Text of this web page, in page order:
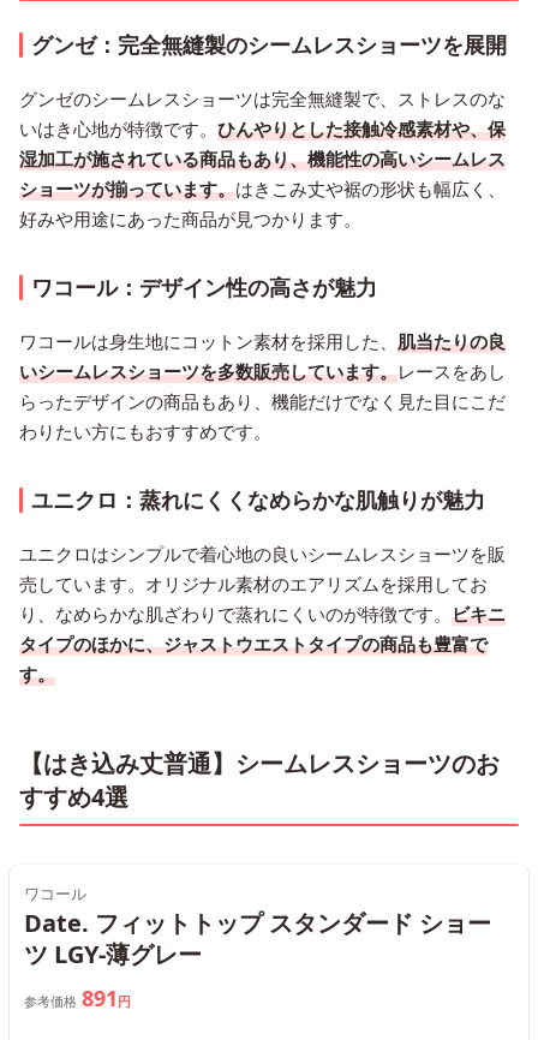
グンゼ：完全無縫製のシームレスショーツを展開
グンゼのシームレスショーツは完全無縫製で、ストレスのな
いはき心地が特徴です。 ひんやりとした接触冷感素材や、保
湿加工が施されている商品もあり、機能性の高いシームレス
ショーツが揃っています。はきこみ丈や裾の形状も幅広く、
好みや用途にあった商品が見つかります。
ワコール：デザイン性の高さが魅力
ワコールは身生地にコットン素材を採用した、 肌当たりの良
いシームレスショーツを多数販売しています。レースをあし
らったデザインの商品もあり、機能だけでなく見た目にこだ
わりたい方にもおすすめです。
ユニクロ：蒸れにくくなめらかな肌触りが魅力
ユニクロはシンプルで着心地の良いシームレスショーツを販
売しています。オリジナル素材のエアリズムを採用してお
り、なめらかな肌ざわりで蒸れにくいのが特徴です。 ビキニ
タイプのほかに、ジャストウエストタイプの商品も豊富で
す。
【はき込み丈普通】シームレスショーツのお
すすめ4選
ワコール
Date. フィットトップ スタンダード ショー
ツ LGY-薄グレー
参考価格 891 円